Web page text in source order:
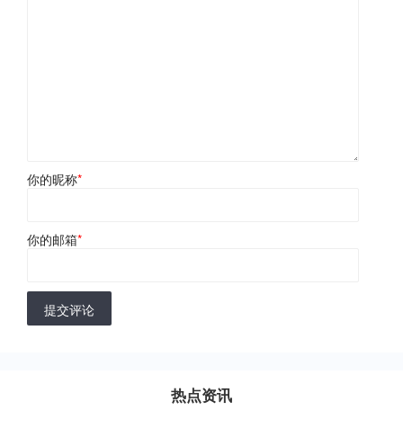
你的昵称*
你的邮箱*
提交评论
热点资讯